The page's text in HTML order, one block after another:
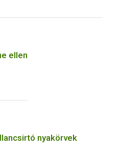
ellen
nyakörvek